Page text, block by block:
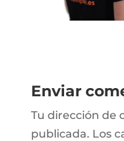
Enviar
Tu dirección de
publicada. Los